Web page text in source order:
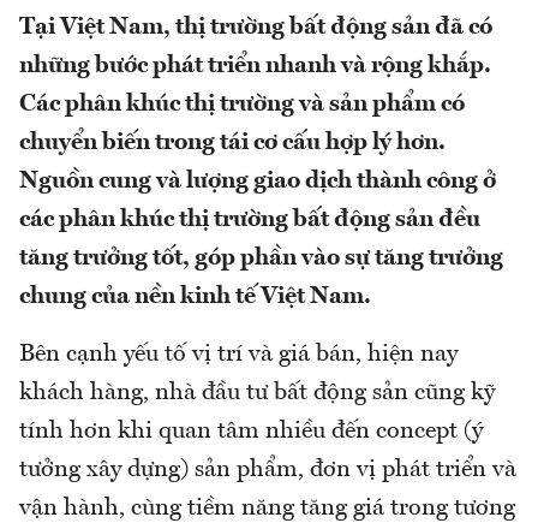
Tại Việt Nam, thị trường bất động sản đã có
những bước phát triển nhanh và rộng khắp.
Các phân khúc thị trường và sản phẩm có
chuyển biến trong tái cơ cấu hợp lý hơn.
Nguồn cung và lượng giao dịch thành công ở
các phân khúc thị trường bất động sản đều
tăng trưởng tốt, góp phần vào sự tăng trưởng
chung của nền kinh tế Việt Nam.
Bên cạnh yếu tố vị trí và giá bán, hiện nay
khách hàng, nhà đầu tư bất động sản cũng kỹ
tính hơn khi quan tâm nhiều đến concept (ý
tưởng xây dựng) sản phẩm, đơn vị phát triển và
vận hành, cùng tiềm năng tăng giá trong tương